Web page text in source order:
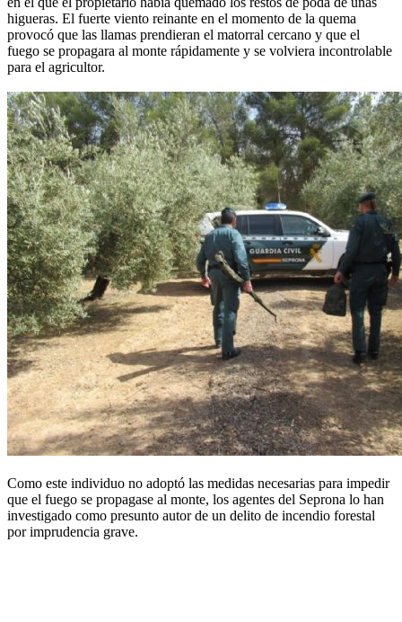
higueras. El fuerte viento reinante en el momento de la quema
provocó que las llamas prendieran el matorral cercano y que el
fuego se propagara al monte rápidamente y se volviera incontrolable
para el agricultor.
Como este individuo no adoptó las medidas necesarias para impedir
que el fuego se propagase al monte, los agentes del Seprona lo han
investigado como presunto autor de un delito de incendio forestal
por imprudencia grave.